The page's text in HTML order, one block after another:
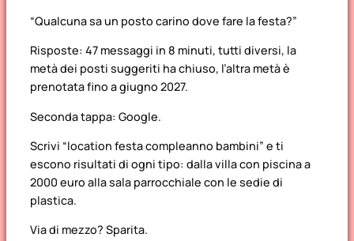
“Qualcuna sa un posto carino dove fare la festa?”
Risposte: 47 messaggi in 8 minuti, tutti diversi, la
metà dei posti suggeriti ha chiuso, l’altra metà è
prenotata fino a giugno 2027.
Seconda tappa: Google.
Scrivi “location festa compleanno bambini” e ti
escono risultati di ogni tipo: dalla villa con piscina a
2000 euro alla sala parrocchiale con le sedie di
plastica.
Via di mezzo? Sparita.